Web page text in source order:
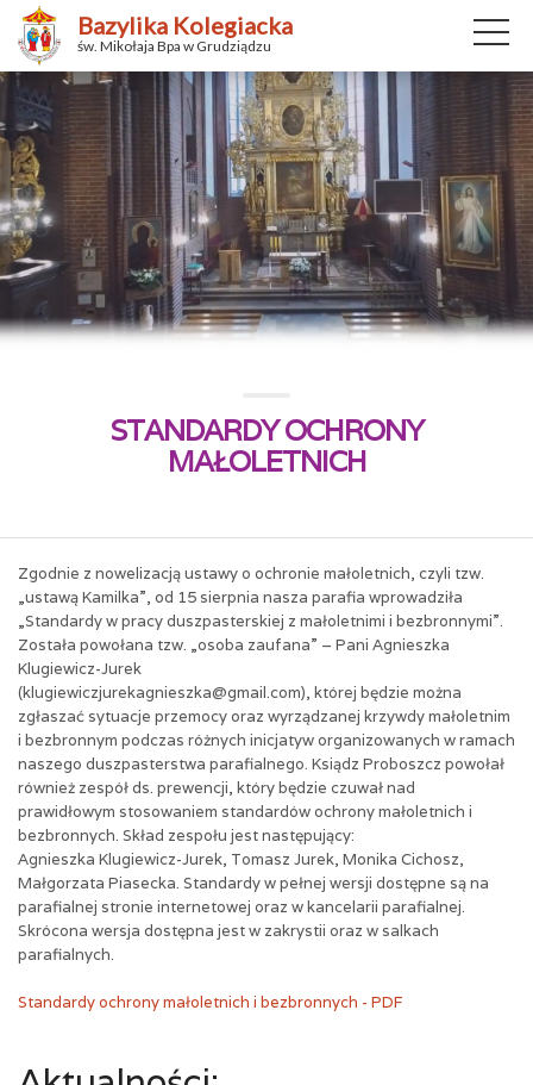
Bazylika Kolegiacka
św. Mikołaja Bpa w Grudziądzu
STANDARDY OCHRONY
MAŁOLETNICH
Zgodnie z nowelizacją ustawy o ochronie małoletnich, czyli tzw.
„ustawą Kamilka”, od 15 sierpnia nasza parafia wprowadziła
„Standardy w pracy duszpasterskiej z małoletnimi i bezbronnymi”.
Została powołana tzw. „osoba zaufana” – Pani Agnieszka
Klugiewicz-Jurek
(klugiewiczjurekagnieszka@gmail.com), której będzie można
zgłaszać sytuacje przemocy oraz wyrządzanej krzywdy małoletnim
i bezbronnym podczas różnych inicjatyw organizowanych w ramach
naszego duszpasterstwa parafialnego. Ksiądz Proboszcz powołał
również zespół ds. prewencji, który będzie czuwał nad
prawidłowym stosowaniem standardów ochrony małoletnich i
bezbronnych. Skład zespołu jest następujący:
Agnieszka Klugiewicz-Jurek, Tomasz Jurek, Monika Cichosz,
Małgorzata Piasecka. Standardy w pełnej wersji dostępne są na
parafialnej stronie internetowej oraz w kancelarii parafialnej.
Skrócona wersja dostępna jest w zakrystii oraz w salkach
parafialnych.
Standardy ochrony małoletnich i bezbronnych - PDF